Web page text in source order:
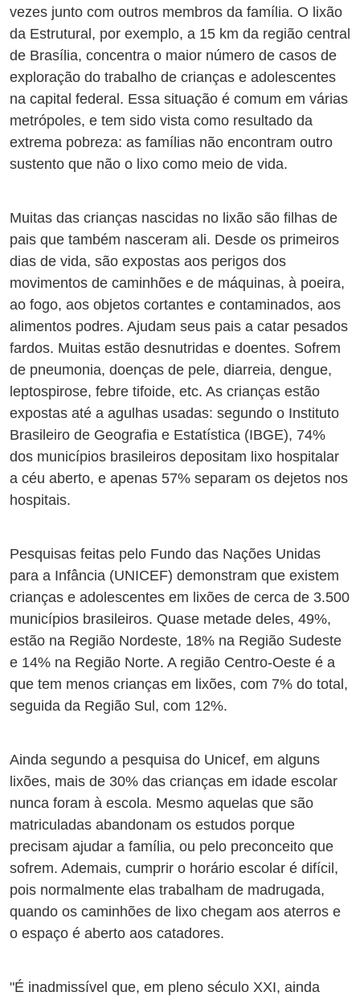
vezes junto com outros membros da família. O lixão
da Estrutural, por exemplo, a 15 km da região central
de Brasília, concentra o maior número de casos de
exploração do trabalho de crianças e adolescentes
na capital federal. Essa situação é comum em várias
metrópoles, e tem sido vista como resultado da
extrema pobreza: as famílias não encontram outro
sustento que não o lixo como meio de vida.
Muitas das crianças nascidas no lixão são filhas de
pais que também nasceram ali. Desde os primeiros
dias de vida, são expostas aos perigos dos
movimentos de caminhões e de máquinas, à poeira,
ao fogo, aos objetos cortantes e contaminados, aos
alimentos podres. Ajudam seus pais a catar pesados
fardos. Muitas estão desnutridas e doentes. Sofrem
de pneumonia, doenças de pele, diarreia, dengue,
leptospirose, febre tifoide, etc. As crianças estão
expostas até a agulhas usadas: segundo o Instituto
Brasileiro de Geografia e Estatística (IBGE), 74%
dos municípios brasileiros depositam lixo hospitalar
a céu aberto, e apenas 57% separam os dejetos nos
hospitais.
Pesquisas feitas pelo Fundo das Nações Unidas
para a Infância (UNICEF) demonstram que existem
crianças e adolescentes em lixões de cerca de 3.500
municípios brasileiros. Quase metade deles, 49%,
estão na Região Nordeste, 18% na Região Sudeste
e 14% na Região Norte. A região Centro-Oeste é a
que tem menos crianças em lixões, com 7% do total,
seguida da Região Sul, com 12%.
Ainda segundo a pesquisa do Unicef, em alguns
lixões, mais de 30% das crianças em idade escolar
nunca foram à escola. Mesmo aquelas que são
matriculadas abandonam os estudos porque
precisam ajudar a família, ou pelo preconceito que
sofrem. Ademais, cumprir o horário escolar é difícil,
pois normalmente elas trabalham de madrugada,
quando os caminhões de lixo chegam aos aterros e
o espaço é aberto aos catadores.
"É inadmissível que, em pleno século XXI, ainda